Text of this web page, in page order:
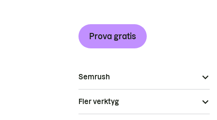
Prova gratis
Semrush
Fler verktyg